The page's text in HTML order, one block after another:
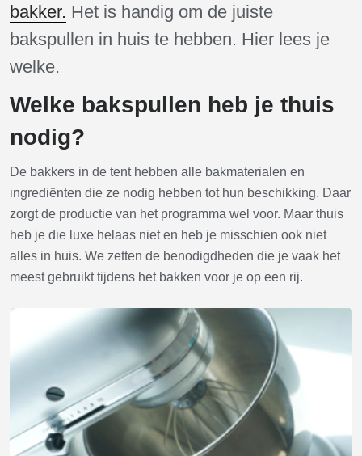
bakker. Het is handig om de juiste
bakspullen in huis te hebben. Hier lees je
welke.
Welke bakspullen heb je thuis
nodig?
De bakkers in de tent hebben alle bakmaterialen en
ingrediënten die ze nodig hebben tot hun beschikking. Daar
zorgt de productie van het programma wel voor. Maar thuis
heb je die luxe helaas niet en heb je misschien ook niet
alles in huis. We zetten de benodigdheden die je vaak het
meest gebruikt tijdens het bakken voor je op een rij.